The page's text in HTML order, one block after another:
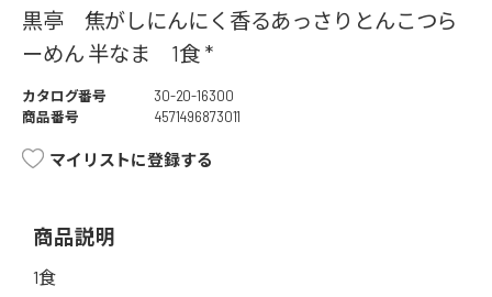
黒亭 焦がしにんにく香るあっさりとんこつら
ーめん 半なま 1食 *
カタログ番号
30-20-16300
商品番号
4571496873011
マイリストに登録する
商品説明
1食